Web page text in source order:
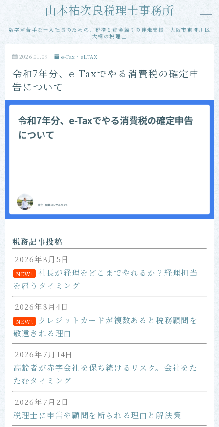
山本祐次良税理士事務所
数字が苦手な一人社長のための、税務と資金繰りの伴走支援 大阪市東淀川区
大桐の税理士
MENU
単発・スポット相談
単発・スポット申告
プロフィール
2026.01.09 e-Tax・eLTAX
令和7年分、e-Taxでやる消費税の確定申
告について
税務記事投稿
2026年8月5日
NEW! 社長が経理をどこまでやれるか？経理担当
を雇うタイミング
2026年8月4日
NEW! クレジットカードが複数あると税務顧問を
敬遠される理由
2026年7月14日
高齢者が赤字会社を保ち続けるリスク。会社をた
たむタイミング
2026年7月2日
税理士に申告や顧問を断られる理由と解決策